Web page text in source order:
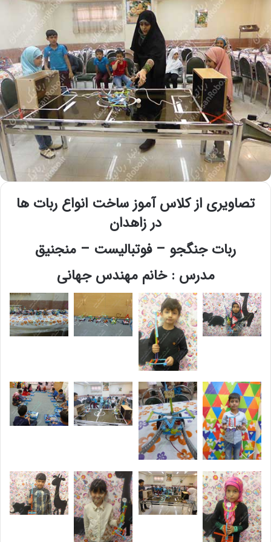
تصاویری از کلاس آموز ساخت انواع ربات ها
در زاهدان
ربات جنگجو – فوتبالیست – منجنیق
مدرس : خانم مهندس جهانی